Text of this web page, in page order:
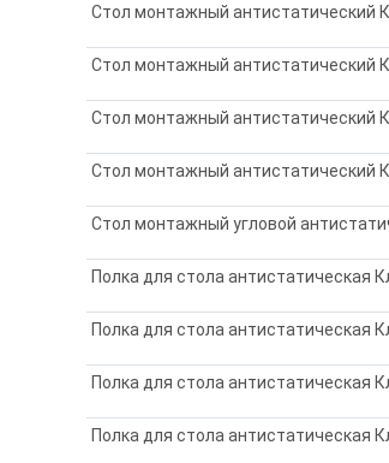
Стол монтажный антистатический
Стол монтажный антистатический
Стол монтажный антистатический
Стол монтажный антистатический
Стол монтажный угловой
Полка для стола антистатическая
Полка для стола антистатическая
Полка для стола антистатическая
Полка для стола антистатическая